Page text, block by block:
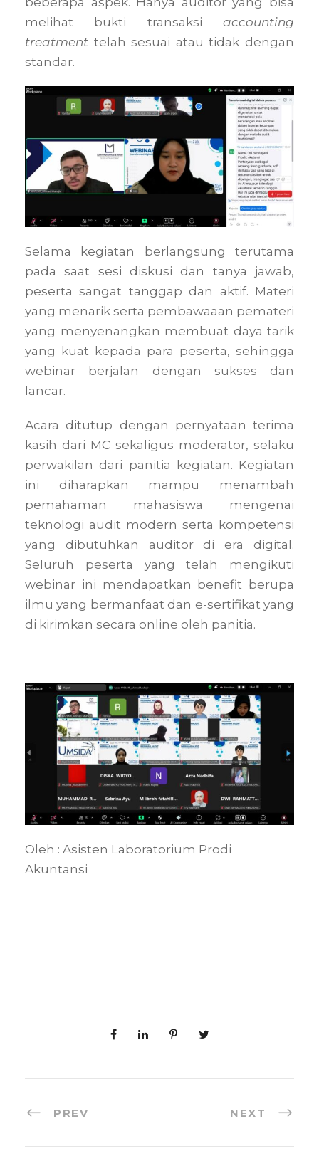
melihat bukti transaksi accounting
treatment telah sesuai atau tidak dengan
standar.
Selama kegiatan berlangsung terutama
pada saat sesi diskusi dan tanya jawab,
peserta sangat tanggap dan aktif. Materi
yang menarik serta pembawaaan pemateri
yang menyenangkan membuat daya tarik
yang kuat kepada para peserta, sehingga
webinar berjalan dengan sukses dan
lancar.
Acara ditutup dengan pernyataan terima
kasih dari MC sekaligus moderator, selaku
perwakilan dari panitia kegiatan. Kegiatan
ini diharapkan mampu menambah
pemahaman mahasiswa mengenai
teknologi audit modern serta kompetensi
yang dibutuhkan auditor di era digital.
Seluruh peserta yang telah mengikuti
webinar ini mendapatkan benefit berupa
ilmu yang bermanfaat dan e-sertifikat yang
di kirimkan secara online oleh panitia.
Oleh : Asisten Laboratorium Prodi
Akuntansi
PREV NEXT